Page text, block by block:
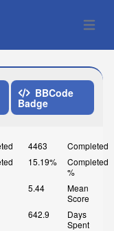
Open
BBCode
Badge
4463
15.19%
5.44
642.9
Completed
Completed
%
Mean
Score
Days
Spent